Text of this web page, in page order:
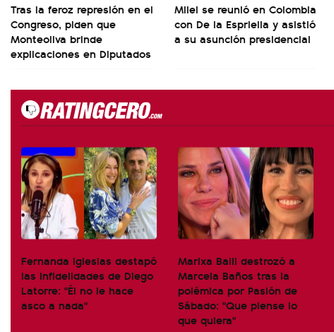
Tras la feroz represión en el
Congreso, piden que
Monteoliva brinde
explicaciones en Diputados
Milei se reunió en Colombia
con De la Espriella y asistió
a su asunción presidencial
Fernanda Iglesias destapó
las infidelidades de Diego
Latorre: "Él no le hace
asco a nada"
Marixa Balli destrozó a
Marcela Baños tras la
polémica por Pasión de
Sábado: "Que piense lo
que quiera"